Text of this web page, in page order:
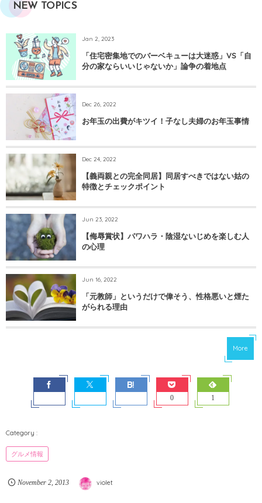
NEW TOPICS
Jan 2, 2023
「住宅密集地でのバーベキューは大迷惑」VS「自
分の家ならいいじゃないか」論争の着地点
Dec 26, 2022
お年玉の出費がキツイ！子なし夫婦のお年玉事情
Dec 24, 2022
【義両親との完全同居】同居すべきではない姑の
特徴とチェックポイント
Jun 23, 2022
【侮辱賞状】パワハラ・陰湿ないじめを楽しむ人
の心理
Jun 16, 2022
「元教師」というだけで偉そう、性格悪いと煙た
がられる理由
More
0 1
グルメ情報
November 2, 2013 violet